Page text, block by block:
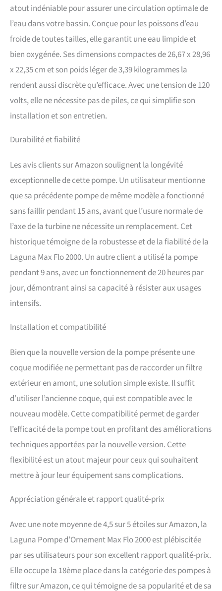
atout indéniable pour assurer une circulation optimale de
l’eau dans votre bassin. Conçue pour les poissons d’eau
froide de toutes tailles, elle garantit une eau limpide et
bien oxygénée. Ses dimensions compactes de 26,67 x 28,96
x 22,35 cm et son poids léger de 3,39 kilogrammes la
rendent aussi discrète qu’efficace. Avec une tension de 120
volts, elle ne nécessite pas de piles, ce qui simplifie son
installation et son entretien.
Durabilité et fiabilité
Les avis clients sur Amazon soulignent la longévité
exceptionnelle de cette pompe. Un utilisateur mentionne
que sa précédente pompe de même modèle a fonctionné
sans faillir pendant 15 ans, avant que l’usure normale de
l’axe de la turbine ne nécessite un remplacement. Cet
historique témoigne de la robustesse et de la fiabilité de la
Laguna Max Flo 2000. Un autre client a utilisé la pompe
pendant 9 ans, avec un fonctionnement de 20 heures par
jour, démontrant ainsi sa capacité à résister aux usages
intensifs.
Installation et compatibilité
Bien que la nouvelle version de la pompe présente une
coque modifiée ne permettant pas de raccorder un filtre
extérieur en amont, une solution simple existe. Il suffit
d’utiliser l’ancienne coque, qui est compatible avec le
nouveau modèle. Cette compatibilité permet de garder
l’efficacité de la pompe tout en profitant des améliorations
techniques apportées par la nouvelle version. Cette
flexibilité est un atout majeur pour ceux qui souhaitent
mettre à jour leur équipement sans complications.
Appréciation générale et rapport qualité-prix
Avec une note moyenne de 4,5 sur 5 étoiles sur Amazon, la
Laguna Pompe d’Ornement Max Flo 2000 est plébiscitée
par ses utilisateurs pour son excellent rapport qualité-prix.
Elle occupe la 18ème place dans la catégorie des pompes à
filtre sur Amazon, ce qui témoigne de sa popularité et de sa